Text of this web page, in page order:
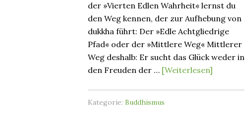
der »Vierten Edlen Wahrheit« lernst du
den Weg kennen, der zur Aufhebung von
dukkha führt: Der »Edle Achtgliedrige
Pfad« oder der »Mittlere Weg« Mittlerer
Weg deshalb: Er sucht das Glück weder in
den Freuden der … [Weiterlesen]
Kategorie: Buddhismus